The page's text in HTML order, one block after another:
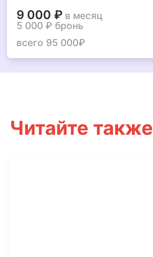
9 000 ₽ в месяц
5 000 ₽ бронь
всего 95 000₽
Читайте также